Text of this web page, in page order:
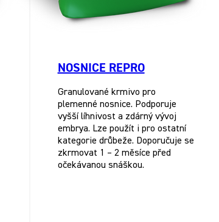
NOSNICE REPRO
Granulované krmivo pro
plemenné nosnice. Podporuje
vyšší líhnivost a zdárný vývoj
embrya. Lze použít i pro ostatní
kategorie drůbeže. Doporučuje se
zkrmovat 1 – 2 měsíce před
očekávanou snáškou.